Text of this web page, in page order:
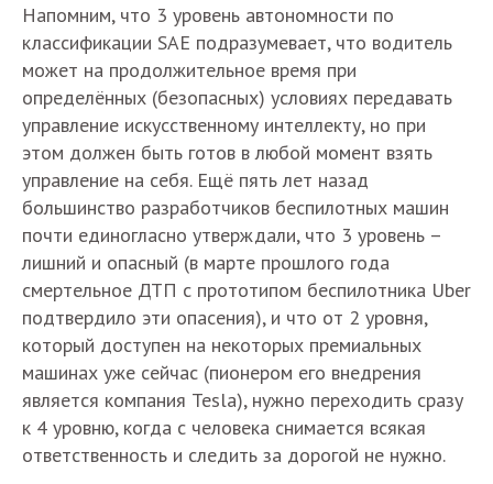
Напомним, что 3 уровень автономности по
классификации SAE подразумевает, что водитель
может на продолжительное время при
определённых (безопасных) условиях передавать
управление искусственному интеллекту, но при
этом должен быть готов в любой момент взять
управление на себя. Ещё пять лет назад
большинство разработчиков беспилотных машин
почти единогласно утверждали, что 3 уровень –
лишний и опасный (в марте прошлого года
смертельное ДТП с прототипом беспилотника Uber
подтвердило эти опасения), и что от 2 уровня,
который доступен на некоторых премиальных
машинах уже сейчас (пионером его внедрения
является компания Tesla), нужно переходить сразу
к 4 уровню, когда с человека снимается всякая
ответственность и следить за дорогой не нужно.